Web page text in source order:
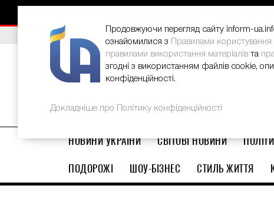
ВИБІР РЕДАКЦІЇ В Україні стартував ювілейний
НОВИНИ УКРАЇНИ СВІТОВІ НОВИНИ
ПОДОРОЖІ
ШОУ-БІЗНЕС СТИЛЬ ЖИТТЯ
Продовжуючи перегляд сайту inform-
ознайомилися з
Правилами
правилами використання матеріалів та
згодні з використанням файлів cookie,
конфіденційності.
Докладніше про Політику конфіденційності